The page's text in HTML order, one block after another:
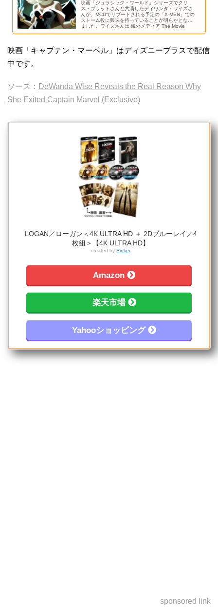
映画「ジュラシック・ワールド」シリーズでクリ
ス・プラットさんと共演したディワンダ・ワイズさ
んが、MCUでリブートされる予定の「X-MEN」での
ストーム役に興味を持っていることが明らかとなり
ました。ワイズさんは 海外メディア The Movie
映画「キャプテン・マーベル」はディズニープラスで配信
中です。
ソース：
DeWanda Wise Reveals the Real Reason Why
She Exited Captain Marvel (Exclusive)
LOGAN／ローガン＜4K ULTRA HD ＋ 2Dブルーレイ／4
枚組＞【4K ULTRA HD】
created by Rinker
Amazon
楽天市場
Yahooショッピング
sponsored link